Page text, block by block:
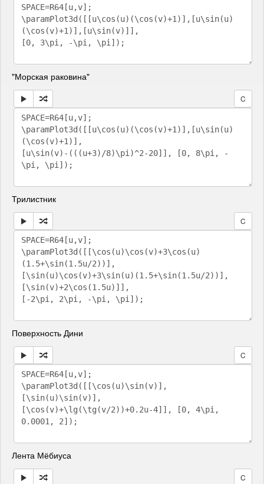
"Морская раковина"
C
Трилистник
C
Поверхность Дини
C
Лента Мёбиуса
C